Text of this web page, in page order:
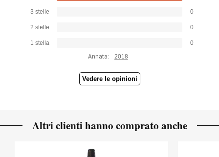
3 stelle 0
2 stelle 0
1 stella
0
Annata:
2018
Vedere le opinioni
Altri clienti hanno comprato anche